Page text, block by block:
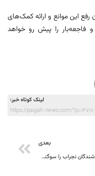
این موانع و ارائه کمک‌های
و فاجعه‌بار را پیش رو خواهد
لینک کوتاه خبر:
https://paigah-news.com/?p=14718
بعدی
طالبان باشندگان نجراب را سوگند دادند تا مقدار محصولات زراعتی‌شان را بگویند